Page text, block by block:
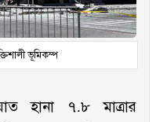
ভূমিকম্প
হানা ৭.৮ মাত্রার